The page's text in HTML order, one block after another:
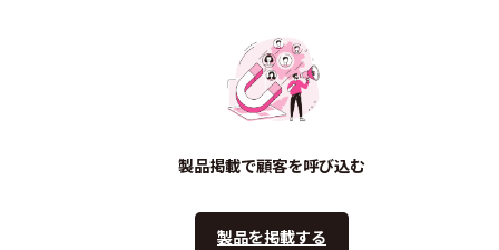
製品掲載で顧客を呼び込む
製品を掲載する